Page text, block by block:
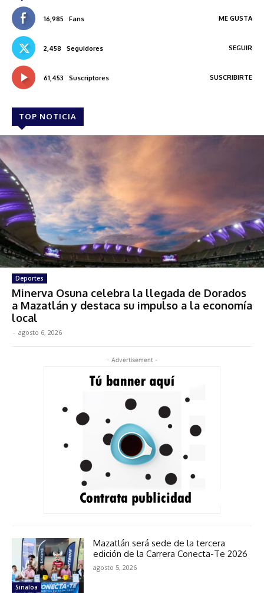
16,985 Fans ME GUSTA
2,458 Seguidores SEGUIR
61,453 Suscriptores SUSCRIBIRTE
TOP NOTICIA
Deportes
Minerva Osuna celebra la llegada de Dorados
a Mazatlán y destaca su impulso a la economía
local
- agosto 6, 2026
- Advertisement -
Sinaloa
Mazatlán será sede de la tercera
edición de la Carrera Conecta-Te 2026
agosto 5, 2026